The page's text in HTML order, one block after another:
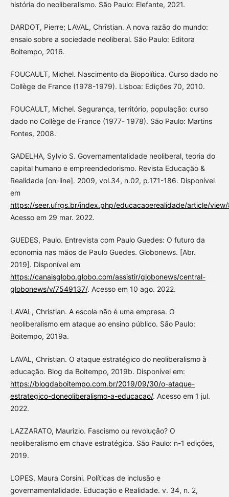
história do neoliberalismo. São Paulo: Elefante, 2021.
DARDOT, Pierre; LAVAL, Christian. A nova razão do mundo:
ensaio sobre a sociedade neoliberal. São Paulo: Editora
Boitempo, 2016.
FOUCAULT, Michel. Nascimento da Biopolítica. Curso dado no
Collège de France (1978-1979). Lisboa: Edições 70, 2010.
FOUCAULT, Michel. Segurança, território, população: curso
dado no Collège de France (1977- 1978). São Paulo: Martins
Fontes, 2008.
GADELHA, Sylvio S. Governamentalidade neoliberal, teoria do
capital humano e empreendedorismo. Revista Educação &
Realidade [on-line]. 2009, vol.34, n.02, p.171-186. Disponível
em
https://seer.ufrgs.br/index.php/educacaoerealidade/article/
Acesso em 29 mar. 2022.
GUEDES, Paulo. Entrevista com Paulo Guedes: O futuro da
economia nas mãos de Paulo Guedes. Globonews. [Abr.
2019]. Disponível em
https://canaisglobo.globo.com/assistir/globonews/central-
globonews/v/7549137/. Acesso em 10 ago. 2022.
LAVAL, Christian. A escola não é uma empresa. O
neoliberalismo em ataque ao ensino público. São Paulo:
Boitempo, 2019a.
LAVAL, Christian. O ataque estratégico do neoliberalismo à
educação. Blog da Boitempo, 2019b. Disponível em:
https://blogdaboitempo.com.br/2019/09/30/o-ataque-
estrategico-doneoliberalismo-a-educacao/. Acesso em 1 jul.
2022.
LAZZARATO, Maurizio. Fascismo ou revolução? O
neoliberalismo em chave estratégica. São Paulo: n-1 edições,
2019.
LOPES, Maura Corsini. Políticas de inclusão e
governamentalidade. Educação e Realidade. v. 34, n. 2,